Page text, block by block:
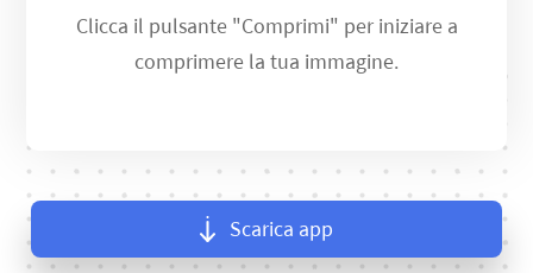
Clicca il pulsante "Comprimi" per iniziare a
comprimere la tua immagine.
Scarica app